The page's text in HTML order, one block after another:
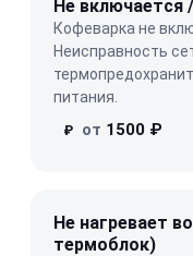
Не включается
Кофеварка не
Неисправность
питания.
₽ от 1500 ₽
Не нагревает
термоблок)